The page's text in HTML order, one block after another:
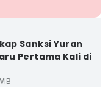
Sanksi Yuran
Pertama Kali di